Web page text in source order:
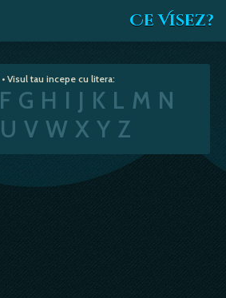
Ce Visez?
• Visul tau incepe cu litera:
F G H I J K L M N
U V W X Y Z